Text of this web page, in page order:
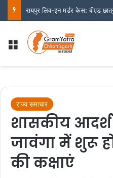
Menu
राज्य समाचार
शासकीय आदर्श
जावंगा में शुरू
की कक्षाएं